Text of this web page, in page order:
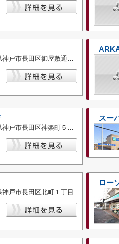
兵庫県神戸市長田区御屋敷通３丁目
兵庫県神戸市長田区神楽町５丁目
スー
神戸市長田区北町１丁目
ロー